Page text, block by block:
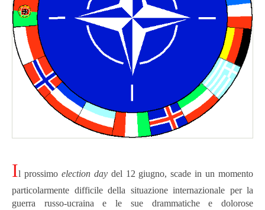
Il prossimo election daydel 12 giugno, scade in un momento
particolarmente difficile della situazione internazionale per la
guerra russo-ucraina e le sue drammatiche e dolorose